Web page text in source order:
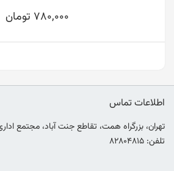
780,000 تومان
اطلاعات تماس
تهران، بزرگراه همت، تقاطع جنت آباد، مجتمع اداری طوبی،
تلفن: ۸۲۸۰۴۸۱۵